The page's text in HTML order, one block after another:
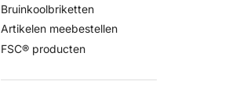
Bruinkoolbriketten
Artikelen meebestellen
FSC® producten